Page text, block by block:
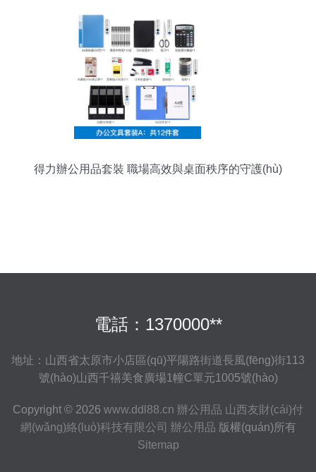
得力辦公用品套裝 職場高效與桌面秩序的守護(hù)
電話：1370000**
地址：山西省太原市小店區(qū)平陽路街道長風(fēng)街113
號(hào)山西千禧美食廣場1幢C單元1005號(hào)
Copyright © 2026 www.ddl88.cn 辦公用品 山西友財(cái)付
網(wǎng)絡(luò)科技有限公司 辦公用品 版權(quán)所有
Sitemap